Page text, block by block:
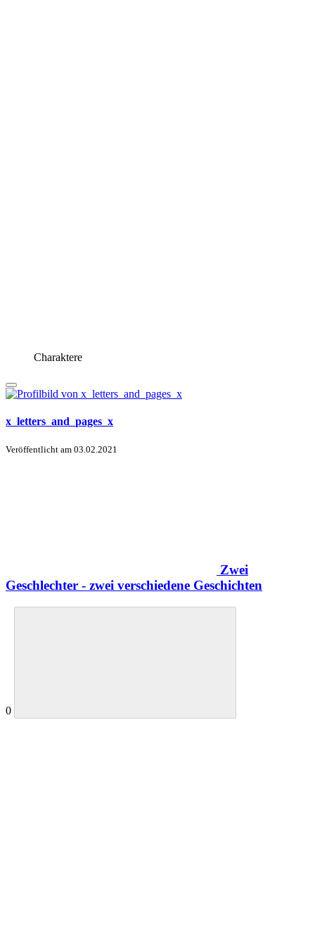
Charaktere
x_letters_and_pages_x
Veröffentlicht am 03.02.2021
Zwei
Geschlechter - zwei verschiedene Geschichten
0